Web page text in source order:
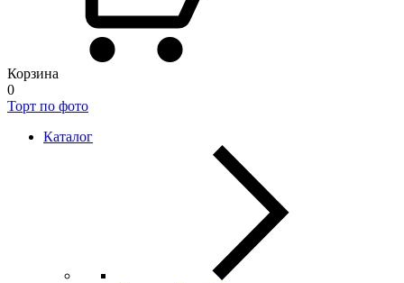
Корзина
0
Торт по фото
Каталог